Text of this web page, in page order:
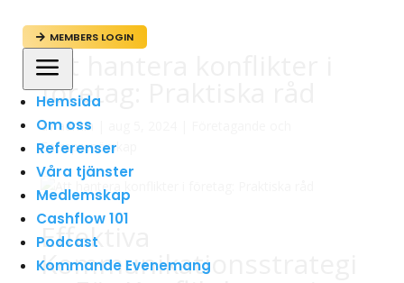
 MEMBERS LOGIN
a
Hemsida
Om oss
Referenser
Våra tjänster
Medlemskap
Cashflow 101
Podcast
Kommande Evenemang
Att hantera konflikter i
företag: Praktiska råd
avadmin
Entreprenörskap
Effektiva
Kommunikationsstrategi